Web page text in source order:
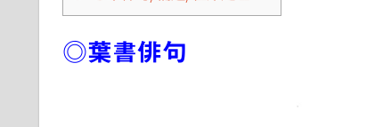
◎葉書俳句